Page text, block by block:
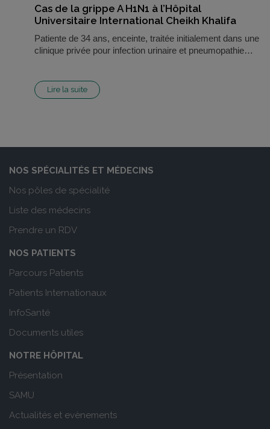
Cas de la grippe A H1N1 à l’Hôpital
Universitaire International Cheikh Khalifa
Patiente de 34 ans, enceinte, traitée initialement dans une
clinique privée pour infection urinaire et pneumopathie…
Lire la suite
NOS SPÉCIALITÉS ET MÉDECINS
Nos pôles de spécialité
Liste des médecins
Prendre un RDV
NOS PATIENTS
Parcours Patients
Patients Internationaux
InfoSanté
Documents utiles
NOTRE HÔPITAL
Présentation
SAMU
Actualités et evènements